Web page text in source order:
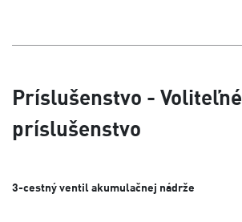
Príslušenstvo - Voliteľné
príslušenstvo
3-cestný ventil akumulačnej nádrže